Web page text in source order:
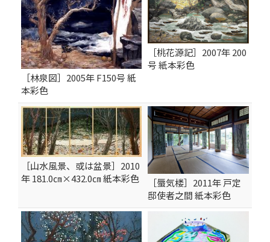
［林泉図］2005年 F150号 紙
本彩色
［桃花源記］2007年 200
号 紙本彩色
［山水風景、或は盆景］2010
年 181.0㎝×432.0㎝ 紙本彩色
［蜃気楼］2011年 戸定
邸使者之間 紙本彩色